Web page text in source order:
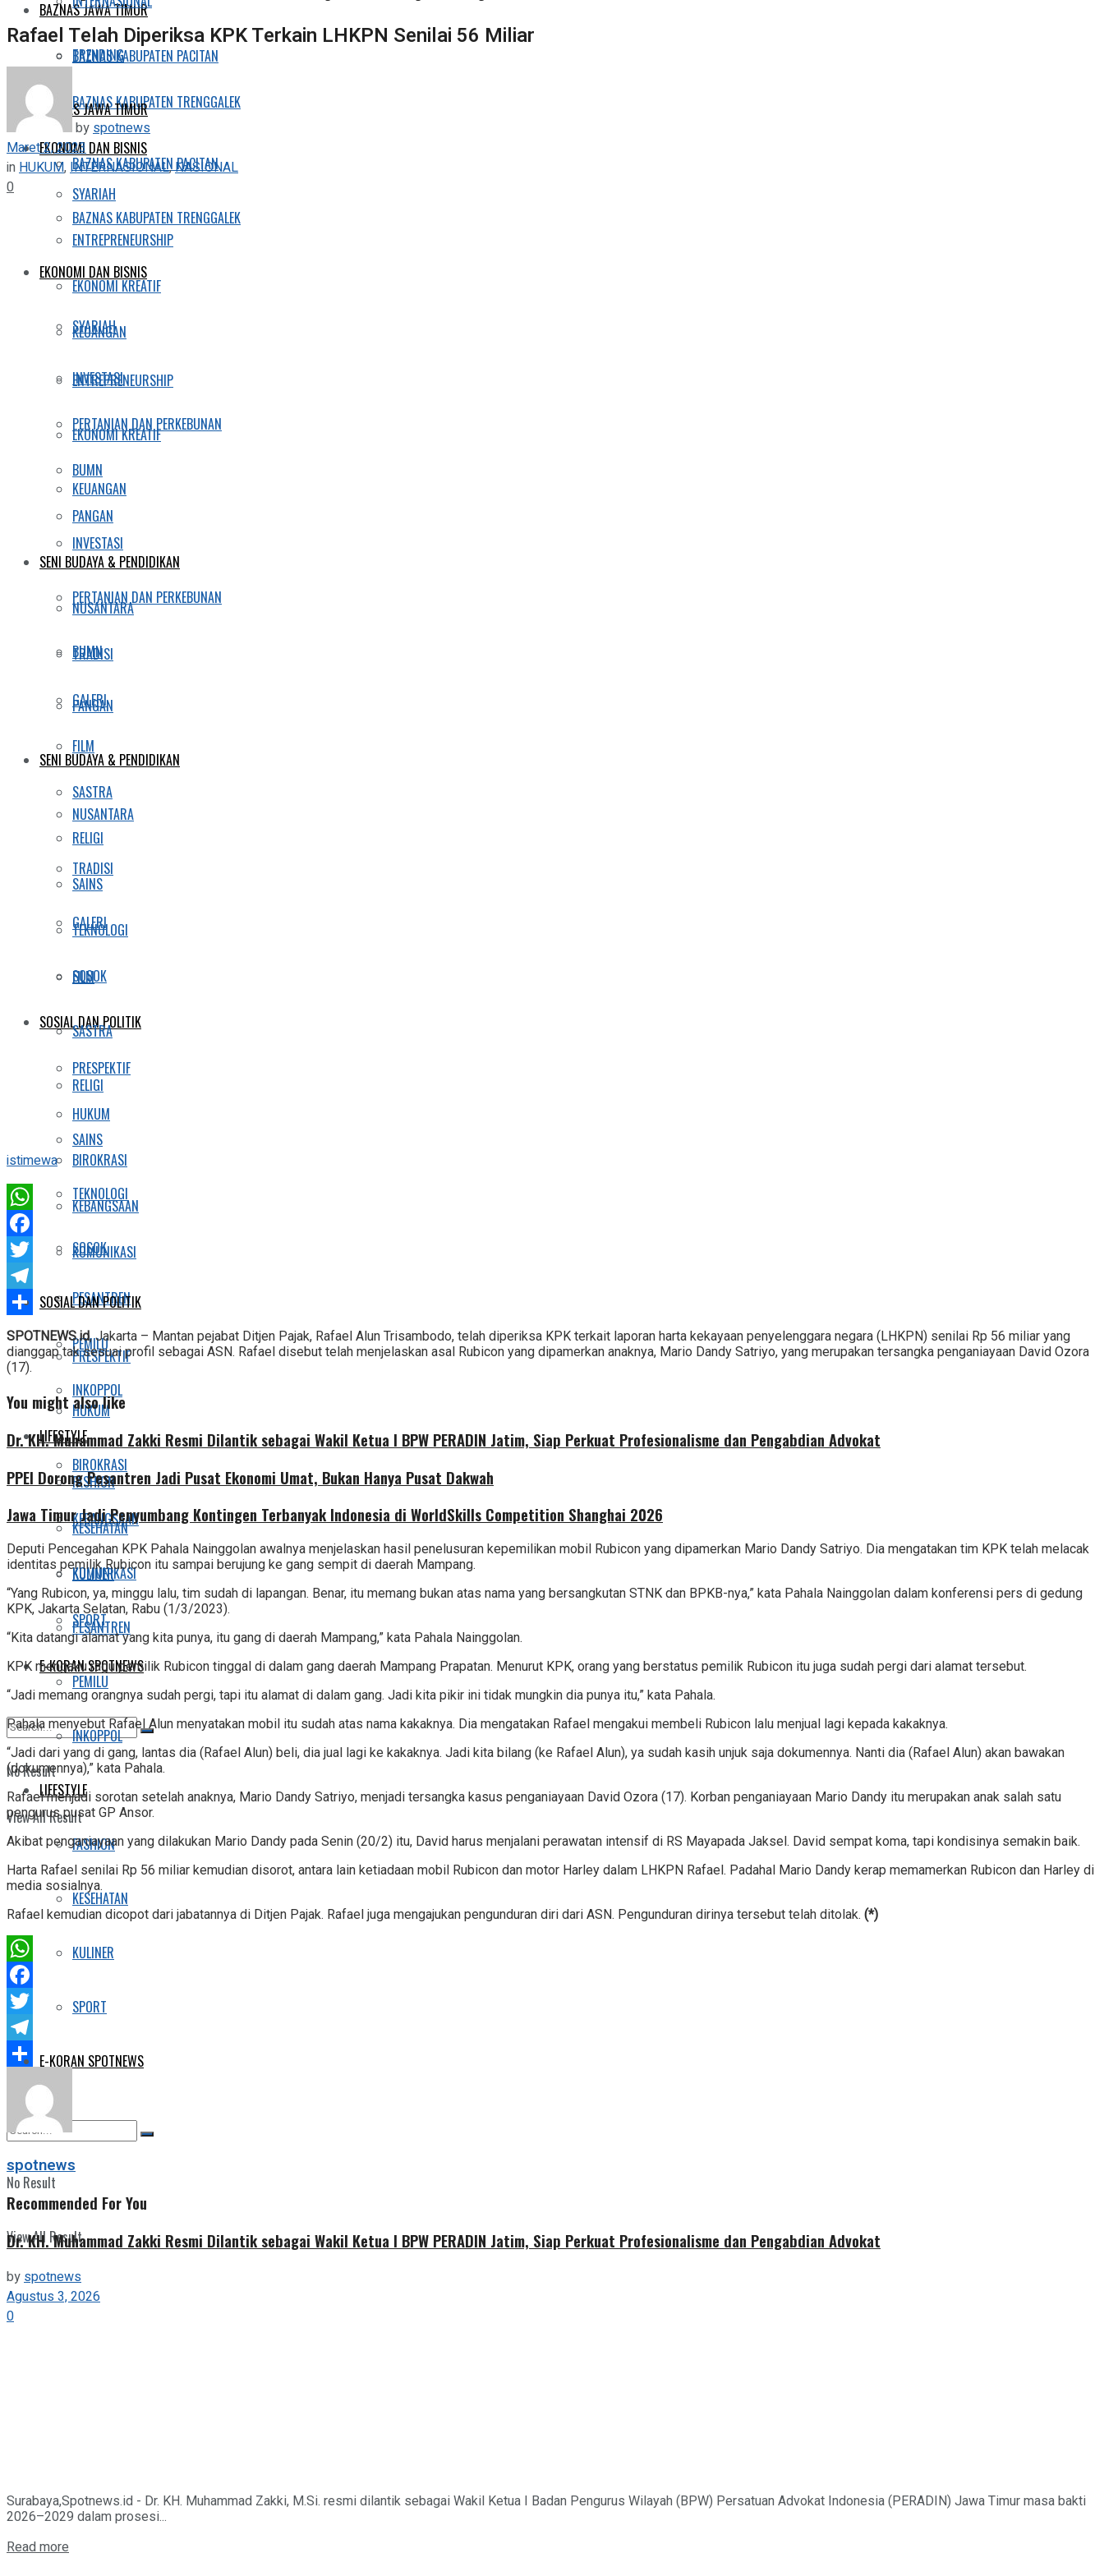
BAZNAS JAWA TIMUR
BAZNAS KABUPATEN PACITAN
BAZNAS KABUPATEN TRENGGALEK
EKONOMI DAN BISNIS
SYARIAH
ENTREPRENEURSHIP
EKONOMI KREATIF
KEUANGAN
INVESTASI
PERTANIAN DAN PERKEBUNAN
BUMN
PANGAN
SENI BUDAYA & PENDIDIKAN
NUSANTARA
TRADISI
GALERI
FILM
SASTRA
RELIGI
SAINS
TEKNOLOGI
SOSOK
SOSIAL DAN POLITIK
PRESPEKTIF
HUKUM
BIROKRASI
KEBANGSAAN
KOMUNIKASI
PESANTREN
PEMILU
INKOPPOL
LIFESTYLE
FASHION
KESEHATAN
KULINER
SPORT
E-KORAN SPOTNEWS
No Result
View All Result
TRENDING
BAZNAS JAWA TIMUR
BAZNAS KABUPATEN PACITAN
BAZNAS KABUPATEN TRENGGALEK
EKONOMI DAN BISNIS
SYARIAH
ENTREPRENEURSHIP
EKONOMI KREATIF
KEUANGAN
INVESTASI
PERTANIAN DAN PERKEBUNAN
BUMN
PANGAN
SENI BUDAYA & PENDIDIKAN
NUSANTARA
TRADISI
GALERI
FILM
SASTRA
RELIGI
SAINS
TEKNOLOGI
SOSOK
SOSIAL DAN POLITIK
PRESPEKTIF
HUKUM
BIROKRASI
KEBANGSAAN
KOMUNIKASI
PESANTREN
PEMILU
INKOPPOL
LIFESTYLE
FASHION
KESEHATAN
KULINER
SPORT
E-KORAN SPOTNEWS
No Result
View All Result
Rafael Telah Diperiksa KPK Terkain LHKPN Senilai 56 Miliar
by spotnews
Maret 2, 2023
in HUKUM, INTERNASIONAL,NASIONAL
0
istimewa
WhatsApp
Facebook
Twitter
Telegram
Share
SPOTNEWS.id, Jakarta – Mantan pejabat Ditjen Pajak, Rafael Alun Trisambodo, telah diperiksa KPK terkait laporan harta kekayaan penyelenggara negara (LHKPN) senilai Rp 56 miliar yang
dianggap tak sesuai profil sebagai ASN. Rafael disebut telah menjelaskan asal Rubicon yang dipamerkan anaknya, Mario Dandy Satriyo, yang merupakan tersangka penganiayaan David Ozora
(17).
You might also like
Dr. KH. Muhammad Zakki Resmi Dilantik sebagai Wakil Ketua I BPW PERADIN Jatim, Siap Perkuat Profesionalisme dan Pengabdian Advokat
PPEI Dorong Pesantren Jadi Pusat Ekonomi Umat, Bukan Hanya Pusat Dakwah
Jawa Timur Jadi Penyumbang Kontingen Terbanyak Indonesia di WorldSkills Competition Shanghai 2026
Deputi Pencegahan KPK Pahala Nainggolan awalnya menjelaskan hasil penelusuran kepemilikan mobil Rubicon yang dipamerkan Mario Dandy Satriyo. Dia mengatakan tim KPK telah melacak
identitas pemilik Rubicon itu sampai berujung ke gang sempit di daerah Mampang.
“Yang Rubicon, ya, minggu lalu, tim sudah di lapangan. Benar, itu memang bukan atas nama yang bersangkutan STNK dan BPKB-nya,” kata Pahala Nainggolan dalam konferensi pers di gedung
KPK, Jakarta Selatan, Rabu (1/3/2023).
“Kita datangi alamat yang kita punya, itu gang di daerah Mampang,” kata Pahala Nainggolan.
KPK mengaku ragu pemilik Rubicon tinggal di dalam gang daerah Mampang Prapatan. Menurut KPK, orang yang berstatus pemilik Rubicon itu juga sudah pergi dari alamat tersebut.
“Jadi memang orangnya sudah pergi, tapi itu alamat di dalam gang. Jadi kita pikir ini tidak mungkin dia punya itu,” kata Pahala.
Pahala menyebut Rafael Alun menyatakan mobil itu sudah atas nama kakaknya. Dia mengatakan Rafael mengakui membeli Rubicon lalu menjual lagi kepada kakaknya.
“Jadi dari yang di gang, lantas dia (Rafael Alun) beli, dia jual lagi ke kakaknya. Jadi kita bilang (ke Rafael Alun), ya sudah kasih unjuk saja dokumennya. Nanti dia (Rafael Alun) akan bawakan
(dokumennya),” kata Pahala.
Rafael menjadi sorotan setelah anaknya, Mario Dandy Satriyo, menjadi tersangka kasus penganiayaan David Ozora (17). Korban penganiayaan Mario Dandy itu merupakan anak salah satu
pengurus pusat GP Ansor.
Akibat penganiayaan yang dilakukan Mario Dandy pada Senin (20/2) itu, David harus menjalani perawatan intensif di RS Mayapada Jaksel. David sempat koma, tapi kondisinya semakin baik.
Harta Rafael senilai Rp 56 miliar kemudian disorot, antara lain ketiadaan mobil Rubicon dan motor Harley dalam LHKPN Rafael. Padahal Mario Dandy kerap memamerkan Rubicon dan Harley di
media sosialnya.
Rafael kemudian dicopot dari jabatannya di Ditjen Pajak. Rafael juga mengajukan pengunduran diri dari ASN. Pengunduran dirinya tersebut telah ditolak. (*)
WhatsApp
Facebook
Twitter
Telegram
Share
spotnews
Recommended For You
Dr. KH. Muhammad Zakki Resmi Dilantik sebagai Wakil Ketua I BPW PERADIN Jatim, Siap Perkuat Profesionalisme dan Pengabdian Advokat
byspotnews
Agustus 3, 2026
0
Surabaya,Spotnews.id - Dr. KH. Muhammad Zakki, M.Si. resmi dilantik sebagai Wakil Ketua I Badan Pengurus Wilayah (BPW) Persatuan Advokat Indonesia (PERADIN) Jawa Timur masa bakti
2026–2029 dalam prosesi...
Read more